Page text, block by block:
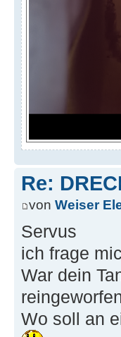
Re:
von Weiser
Servus
ich frage
War dein
Wo soll an